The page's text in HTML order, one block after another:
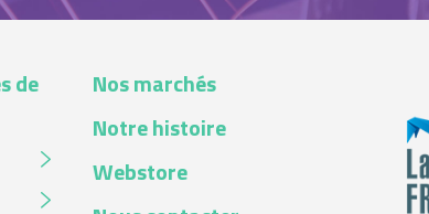
de
Nos marchés
Notre histoire
Webstore